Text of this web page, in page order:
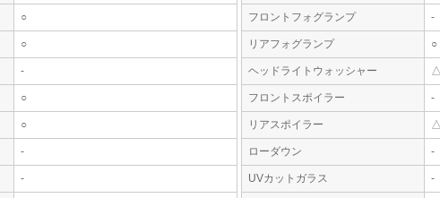
○
○
-
○
○
-
-
フロントフォグランプ -
リアフォグランプ ○
ヘッドライトウォッシャー △
フロントスポイラー -
リアスポイラー △
ローダウン -
UVカットガラス -